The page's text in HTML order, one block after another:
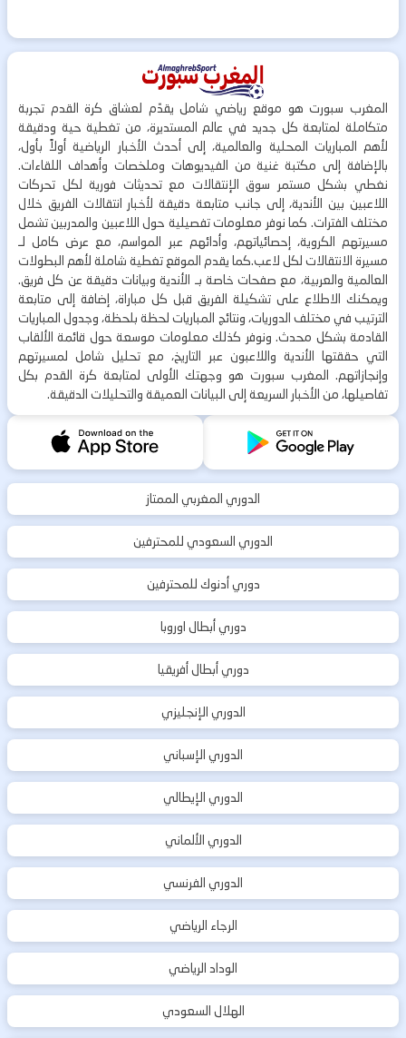
المغرب سبورت هو موقع رياضي شامل يقدّم لعشاق كرة القدم تجربة
متكاملة لمتابعة كل جديد في عالم المستديرة، من تغطية حية ودقيقة
لأهم المباريات المحلية والعالمية، إلى أحدث الأخبار الرياضية أولاً بأول،
بالإضافة إلى مكتبة غنية من الفيديوهات وملخصات وأهداف اللقاءات.
نغطي بشكل مستمر سوق الإنتقالات مع تحديثات فورية لكل تحركات
اللاعبين بين الأندية، إلى جانب متابعة دقيقة لأخبار انتقالات الفريق خلال
مختلف الفترات. كما نوفر معلومات تفصيلية حول اللاعبين والمدربين تشمل
مسيرتهم الكروية، إحصائياتهم، وأدائهم عبر المواسم، مع عرض كامل لـ
مسيرة الانتقالات لكل لاعب.كما يقدم الموقع تغطية شاملة لأهم البطولات
العالمية والعربية، مع صفحات خاصة بـ الأندية وبيانات دقيقة عن كل فريق.
ويمكنك الاطلاع على تشكيلة الفريق قبل كل مباراة، إضافة إلى متابعة
الترتيب في مختلف الدوريات، ونتائج المباريات لحظة بلحظة، وجدول المباريات
القادمة بشكل محدث. ونوفر كذلك معلومات موسعة حول قائمة الألقاب
التي حققتها الأندية واللاعبون عبر التاريخ، مع تحليل شامل لمسيرتهم
وإنجازاتهم. المغرب سبورت هو وجهتك الأولى لمتابعة كرة القدم بكل
تفاصيلها، من الأخبار السريعة إلى البيانات العميقة والتحليلات الدقيقة.
الدوري المغربي الممتاز
الدوري السعودي للمحترفين
دوري أدنوك للمحترفين
دوري أبطال اوروبا
دوري أبطال أفريقيا
الدوري الإنجليزي
الدوري الإسباني
الدوري الإيطالي
الدوري الألماني
الدوري الفرنسي
الرجاء الرياضي
الوداد الرياضي
الهلال السعودي